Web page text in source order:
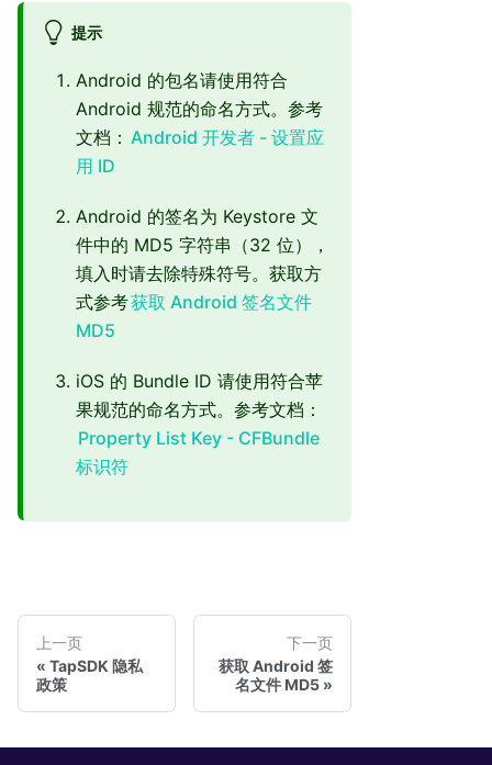
提示
Android 的包名请使用符合
Android 规范的命名方式。参考
文档： Android 开发者 - 设置应
用 ID
Android 的签名为 Keystore 文
件中的 MD5 字符串（32 位），
填入时请去除特殊符号。获取方
式参考获取 Android 签名文件
MD5
iOS 的 Bundle ID 请使用符合苹
果规范的命名方式。参考文档：
Property List Key - CFBundle
标识符
上一页
TapSDK 隐私
政策
下一页
获取 Android 签
名文件 MD5